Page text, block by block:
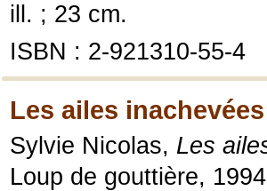
ill. ; 23 cm.
ISBN : 2-921310-55-4
Les ailes
Sylvie Nicolas, Les
Loup de gouttière,